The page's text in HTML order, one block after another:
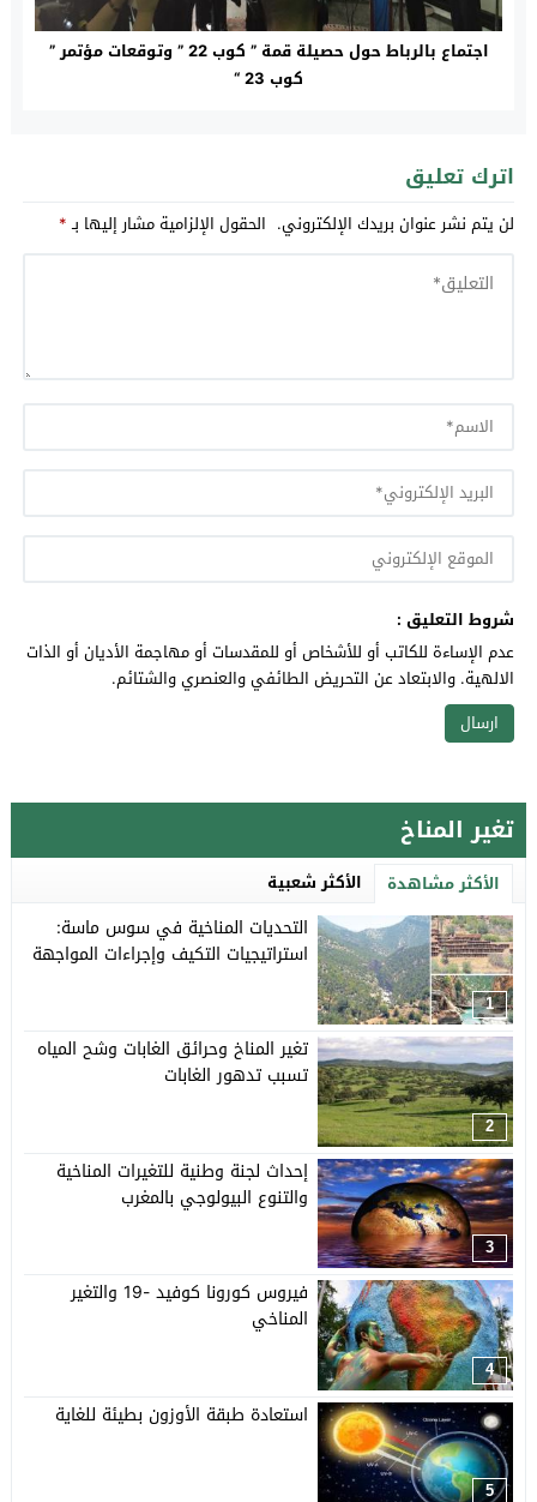
اجتماع بالرباط حول حصيلة قمة ” كوب 22 ” وتوقعات مؤتمر ”
كوب 23 “
اترك تعليق
لن يتم نشر عنوان بريدك الإلكتروني. الحقول الإلزامية مشار إليها بـ*
شروط التعليق :
عدم الإساءة للكاتب أو للأشخاص أو للمقدسات أو مهاجمة الأديان أو الذات
الالهية. والابتعاد عن التحريض الطائفي والعنصري والشتائم.
تغير المناخ
الأكثر مشاهدة الأكثر شعبية
1
التحديات المناخية في سوس ماسة:
استراتيجيات التكيف وإجراءات المواجهة
2
تغير المناخ وحرائق الغابات وشح المياه
تسبب تدهور الغابات
3
إحداث لجنة وطنية للتغيرات المناخية
والتنوع البيولوجي بالمغرب
4
فيروس كورونا كوفيد -19 والتغير
المناخي
5
استعادة طبقة الأوزون بطيئة للغاية